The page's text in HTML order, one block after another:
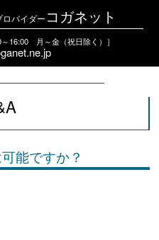
バイダー コガネット
～16:00 月～金（祝日除く）］
能ですか？